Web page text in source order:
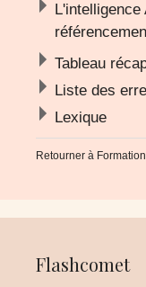
Tableau
Liste des
Lexique
Retourner à
Flashcomet